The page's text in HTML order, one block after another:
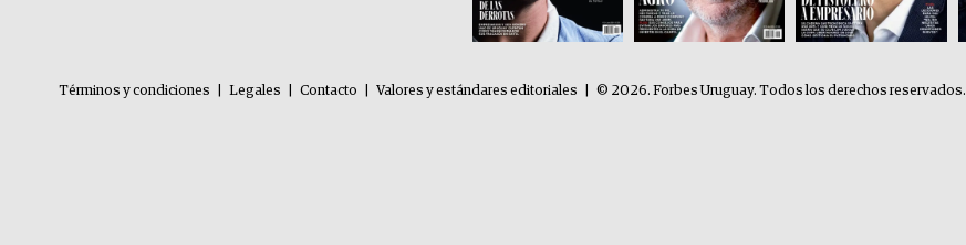
Términos y condiciones Legales Contacto Valores y estándares editoriales © 2026. Forbes Uruguay. Todos los derechos reservados.